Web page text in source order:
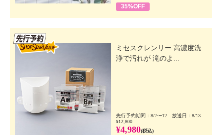
35%OFF
ミセスクレンリー 高濃度洗
浄で汚れが 滝のよ...
先行予約期間：8/7〜12 放送日：8/13
¥12,800
¥4,980(税込)